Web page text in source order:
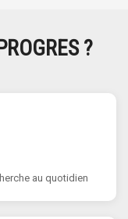
?
au quotidien